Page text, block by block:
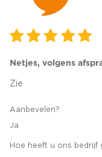
Netjes, volgens
Zie
Aanbevelen?
Ja
Hoe heeft u ons bedrijf